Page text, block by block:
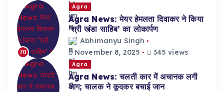
70
Agra
Agra News: मेयर हेमलता दिवाकर ने किया
‘श्री खंडा साहिब’ का लोकार्पण
Abhimanyu Singh
November 8, 2025
345 views
Agra
Agra News: चलती कार में अचानक लगी
आग; चालक ने कूदकर बचाई जान